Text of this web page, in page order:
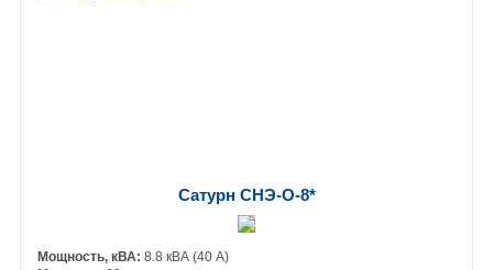
Сатурн СНЭ-О-8*
Мощность, кВА:8.8 кВА (40 А)